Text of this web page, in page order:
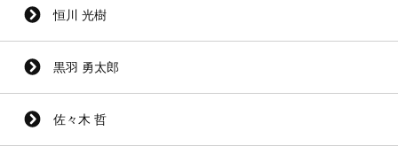
恒川 光樹
黒羽 勇太郎
佐々木 哲